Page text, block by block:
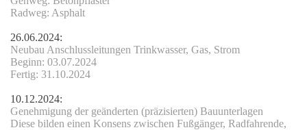
Radweg: Asphalt
26.06.2024:
Neubau Anschlussleitungen Trinkwasser, Gas, Strom
Beginn: 03.07.2024
Fertig: 31.10.2024
10.12.2024:
Genehmigung der geänderten (präzisierten) Bauunterlagen
Diese bilden einen Konsens zwischen Fußgänger, Radfahrende,